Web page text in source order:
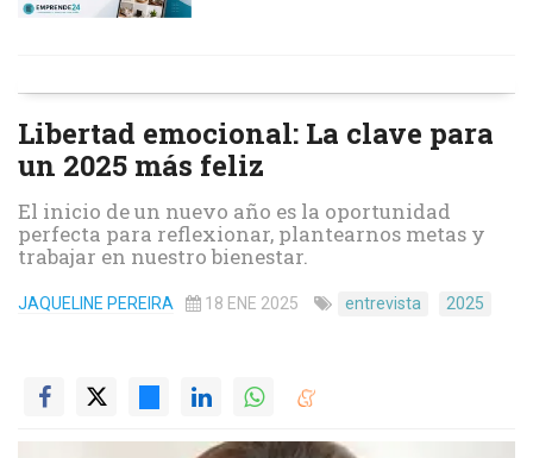
Libertad emocional: La clave para
un 2025 más feliz
El inicio de un nuevo año es la oportunidad
perfecta para reflexionar, plantearnos metas y
trabajar en nuestro bienestar.
JAQUELINE PEREIRA 18 ENE 2025 entrevista 2025